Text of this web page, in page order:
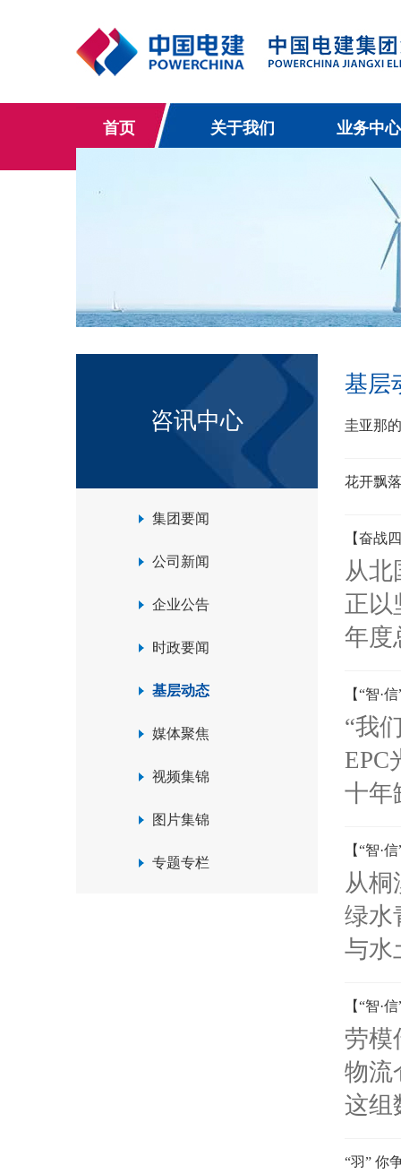
首页 关于我们 业务中心
咨讯中心
集团要闻
公司新闻
企业公告
时政要闻
基层动态
媒体聚焦
视频集锦
图片集锦
专题专栏
基层
圭亚那
花开飘
【奋战
从北
正以
年度
【“智·
“我
EPC
十年
【“智·
从桐
绿水
与水
【“智·
劳模
物流
这组
“羽” 你